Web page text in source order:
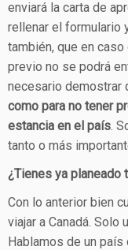
enviará la carta de
rellenar el formulario
también, que en
previo no se podrá
necesario demostrar
como para no tener
estancia en el país.
tanto o más
¿Tienes ya planeado
Con lo anterior bien
viajar a Canadá. Solo
Hablamos de un